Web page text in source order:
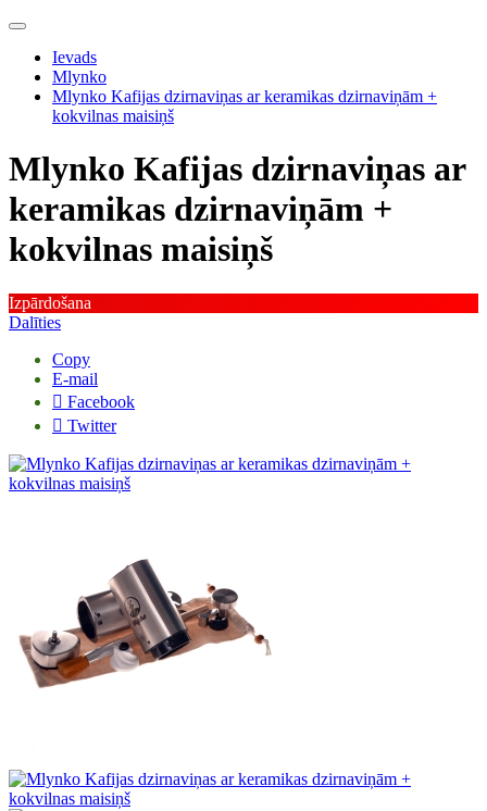
Ievads
Mlynko
Mlynko Kafijas dzirnaviņas ar keramikas dzirnaviņām +
kokvilnas maisiņš
Mlynko Kafijas dzirnaviņas ar
keramikas dzirnaviņām +
kokvilnas maisiņš
Izpārdošana
Dalīties
Copy
E-mail
Facebook
Twitter